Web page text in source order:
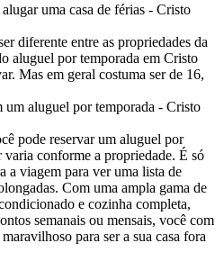
uma casa de férias - Cristo
diferente entre as propriedades da
aluguel por temporada em Cristo
Mas em geral costuma ser de 16,
um aluguel por temporada - Cristo
pode reservar um aluguel por
conforme a propriedade. É só
a viagem para ver uma lista de
Com uma ampla gama de
e cozinha completa,
semanais ou mensais, você com
para ser a sua casa fora